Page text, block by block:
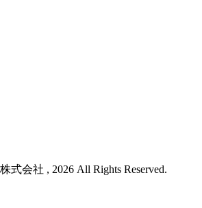
式会社 , 2026 All Rights Reserved.